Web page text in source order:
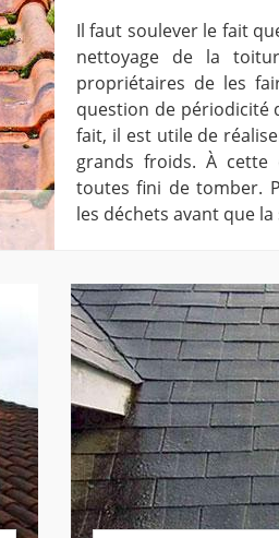
Il faut soulever le fait
nettoyage de la
propriétaires de les
question de périodicité
fait, il est utile de
grands froids. À cette
toutes fini de tomber.
les déchets avant que